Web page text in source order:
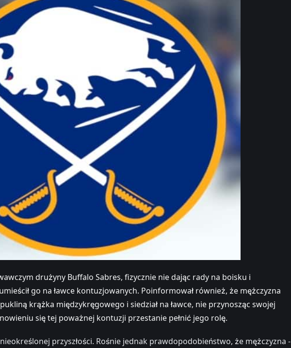
drużyny Buffalo Sabres, fizycznie nie dając rady na boisku i
go na ławce kontuzjowanych. Poinformował również, że mężczyzna
krążka międzykręgowego i siedział na ławce, nie przynosząc swojej
się tej poważnej kontuzji przestanie pełnić jego rolę.
przyszłości. Rośnie jednak prawdopodobieństwo, że mężczyzna -